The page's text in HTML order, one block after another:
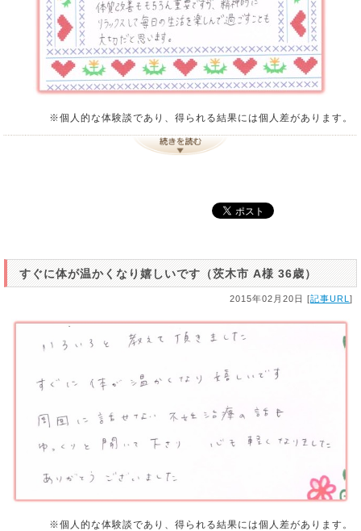
※個人的な体験談であり、得られる結果には個人差があります。
すぐに体が温かくなり嬉しいです（茨木市 A様 36歳）
2015年02月20日 [記事URL ]
※個人的な体験談であり、得られる結果には個人差があります。